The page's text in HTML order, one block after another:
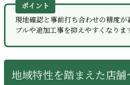
ポイント
現地確認と事前打ち合わせの精度が
ブルや追加工事を抑えやすくなりま
地域特性を踏まえた店舗